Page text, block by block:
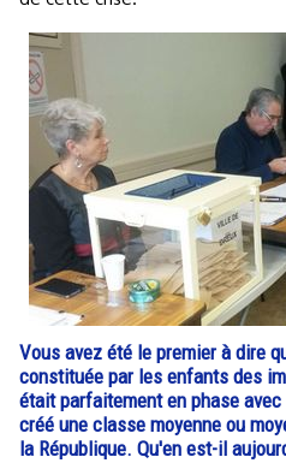
Vous avez été le premier à dire
constituée par les enfants des
était parfaitement en phase
créé une classe moyenne ou
la République. Qu'en est-il